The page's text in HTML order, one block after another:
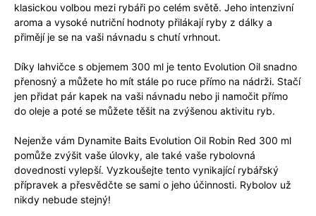
klasickou volbou mezi rybáři po celém světě. Jeho intenzivní
aroma a vysoké nutriční hodnoty přilákají ryby z dálky a
přimějí je se na vaši návnadu s chutí vrhnout.
Díky lahvičce s objemem 300 ml je tento Evolution Oil snadno
přenosný a můžete ho mít stále po ruce přímo na nádrži. Stačí
jen přidat pár kapek na vaši návnadu nebo ji namočit přímo
do oleje a poté se můžete těšit na zvýšenou aktivitu ryb.
Nejenže vám Dynamite Baits Evolution Oil Robin Red 300 ml
pomůže zvýšit vaše úlovky, ale také vaše rybolovná
dovednosti vylepší. Vyzkoušejte tento vynikající rybářský
přípravek a přesvědčte se sami o jeho účinnosti. Rybolov už
nikdy nebude stejný!